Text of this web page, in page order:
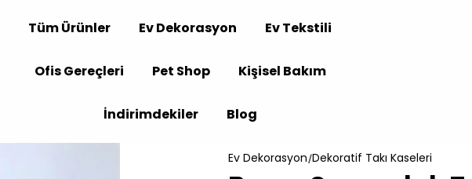
Tüm Ürünler Ev Dekorasyon Ev Tekstili
Ofis Gereçleri Pet Shop Kişisel Bakım
İndirimdekiler Blog
Ev Dekorasyon Dekoratif Takı Kaseleri